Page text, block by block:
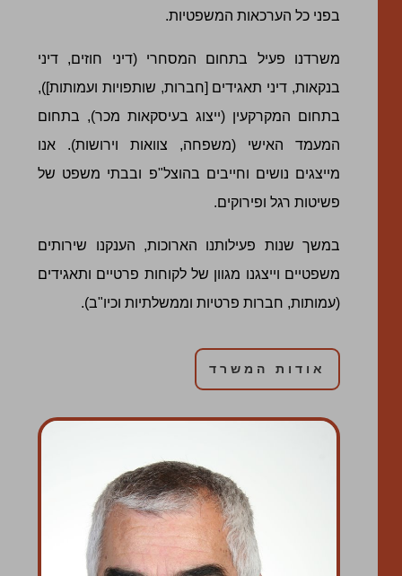
בפני כל הערכאות המשפטיות.
משרדנו פעיל בתחום המסחרי (דיני חוזים, דיני
בנקאות, דיני תאגידים [חברות, שותפויות ועמותות]),
בתחום המקרקעין (ייצוג בעיסקאות מכר), בתחום
המעמד האישי (משפחה, צוואות וירושות). אנו
מייצגים נושים וחייבים בהוצל"פ ובבתי משפט של
פשיטות רגל ופירוקים.
במשך שנות פעילותנו הארוכות, הענקנו שירותים
משפטיים וייצגנו מגוון של לקוחות פרטיים ותאגידים
(עמותות, חברות פרטיות וממשלתיות וכיו"ב).
אודות המשרד